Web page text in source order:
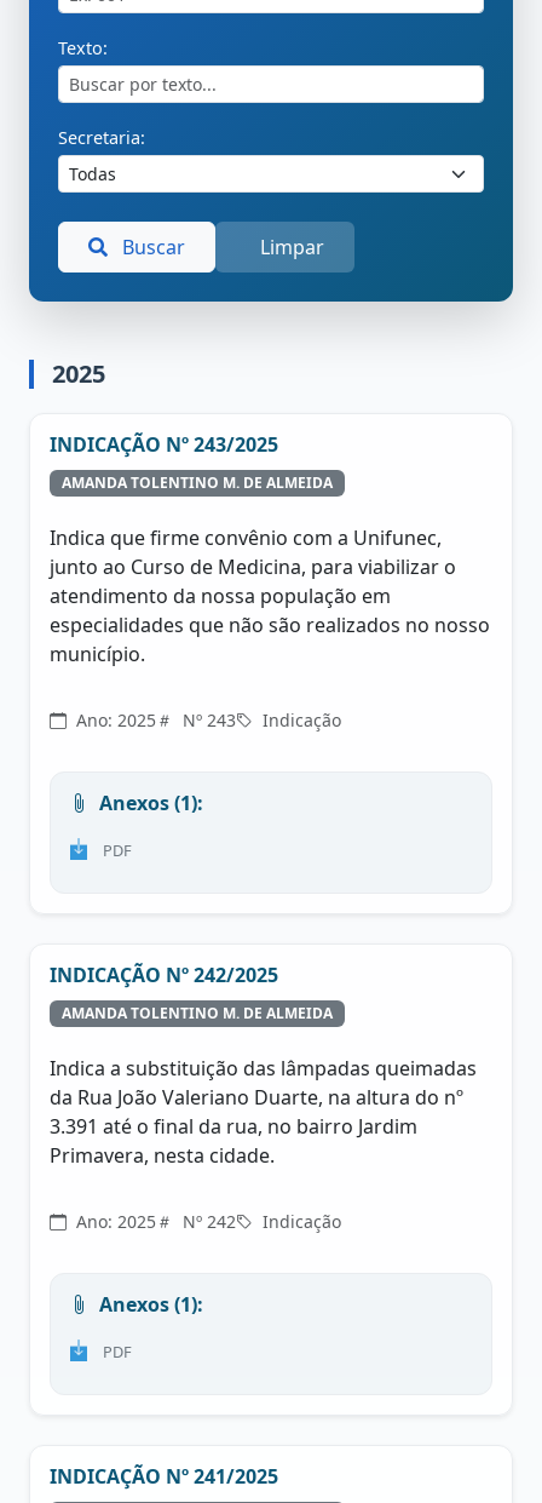
Texto:
Secretaria:
Buscar Limpar
2025
INDICAÇÃO Nº 243/2025
AMANDA TOLENTINO M. DE ALMEIDA
Indica que firme convênio com a Unifunec,
junto ao Curso de Medicina, para viabilizar o
atendimento da nossa população em
especialidades que não são realizados no nosso
município.
Ano: 2025 Nº 243 Indicação
Anexos (1):
PDF
INDICAÇÃO Nº 242/2025
AMANDA TOLENTINO M. DE ALMEIDA
Indica a substituição das lâmpadas queimadas
da Rua João Valeriano Duarte, na altura do nº
3.391 até o final da rua, no bairro Jardim
Primavera, nesta cidade.
Ano: 2025 Nº 242 Indicação
Anexos (1):
PDF
INDICAÇÃO Nº 241/2025